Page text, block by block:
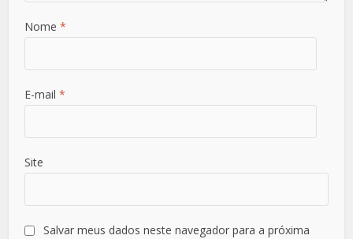
Nome*
E-mail*
Site
Salvar meus dados neste navegador para a próxima